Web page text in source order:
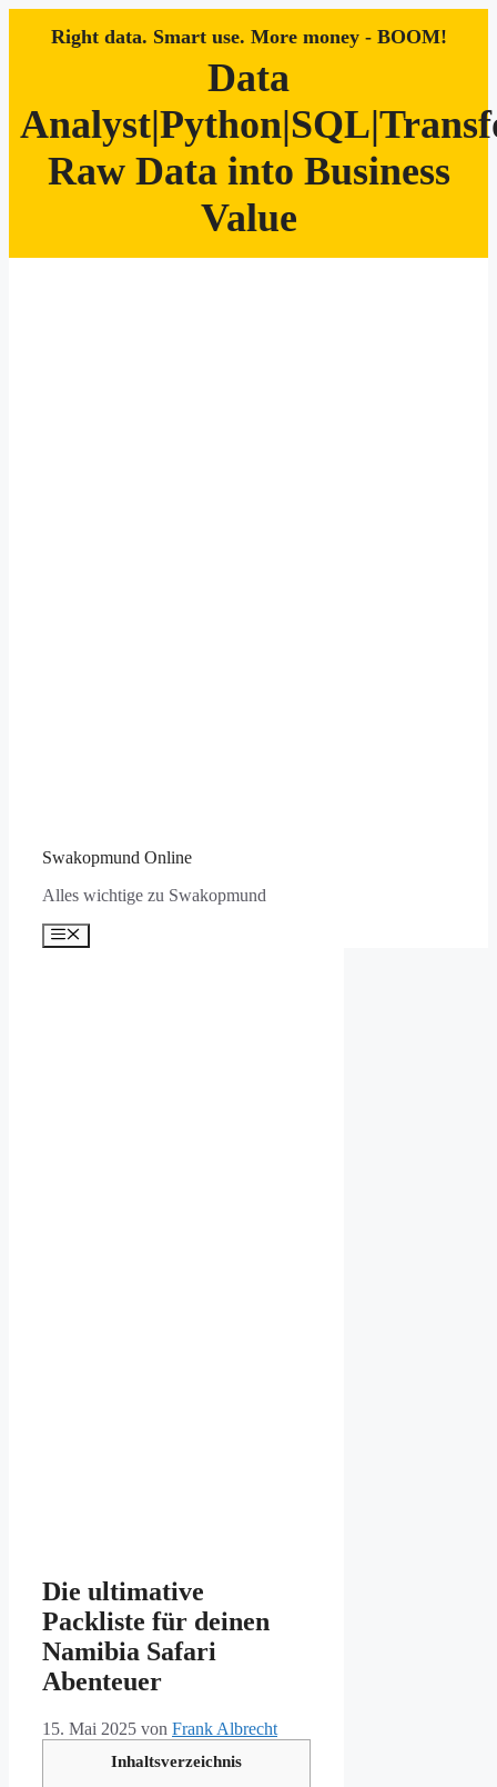
Right data. Smart use. More money - BOOM!
Data
Raw Data into Business
Value
Swakopmund Online
Alles wichtige zu Swakopmund
Menü
Die ultimative
Packliste für deinen
Namibia Safari
Abenteuer
15. Mai 2025 von Frank Albrecht
Inhaltsverzeichnis